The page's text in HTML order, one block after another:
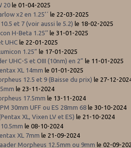
20 le 01-04-2025
x2 en 1.25’´ le 22-03-2025
et 7 (voir aussi le 5.2) le 18-02-2025
H-Beta 1.25’’ le 31-01-2025
UHC le 22-01-2025
1.25” le 17-01-2025
UHC-S et OIII (10nm) en 2” le 11-01-2025
XL 14mm le 01-01-2025
12.5 et 9 (Baisse du prix) le 27-12-
le 23-11-2024
17.5mm le 13-11-2024
30mm UFF ou ES 28mm 68 le 30-10-2024
XL, Vixen LV et ES) le 21-10-2024
le 08-10-2024
XL 7mm le 21-09-2024
Morpheus 12.5mm ou 9mm le 02-09-